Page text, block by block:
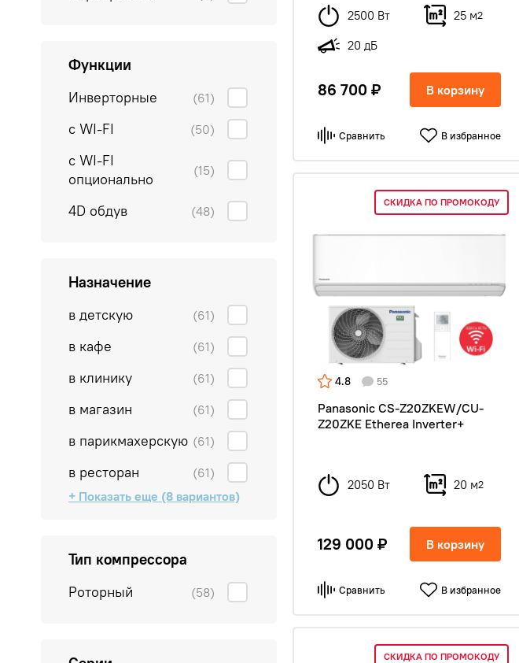
Функции
Инверторные (61)
с WI-FI (50)
с WI-FI
опционально
(15)
4D обдув (48)
Назначение
в детскую (61)
в кафе (61)
в клинику (61)
в магазин (61)
в парикмахерскую (61)
в ресторан (61)
в салон (61)
в спальню (61)
в студию (61)
для квартиры (61)
для офиса (61)
на дачу (61)
на производство (58)
на склад (1)
+ Показать еще (8 вариантов)
Тип компрессора
Роторный (58)
2500 Вт 25 м2
20 дБ
86 700 ₽ В корзину
Сравнить В избранное
СКИДКА ПО ПРОМОКОДУ
4.8 55
Panasonic CS-Z20ZKEW/CU-
Z20ZKE Etherea Inverter+
2050 Вт 20 м2
129 000 ₽ В корзину
Сравнить В избранное
СКИДКА ПО ПРОМОКОДУ